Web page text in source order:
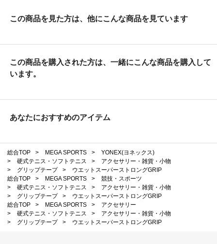
この商品を見た方は、他にこんな商品を見ています
この商品を購入された方は、一緒にこんな商品を購入して
います。
あなたにおすすめのアイテム
総合TOP > MEGA SPORTS >
YONEX(ヨネックス)
>
硬式テニス・ソフトテニス >
アクセサリー・雑貨・小物
>
グリップテープ >
ウエットスーパーストロングGRIP
総合TOP
> MEGA SPORTS >
競技・スポーツ
>
硬式テニス・ソフトテニス >
アクセサリー・雑貨・小物
>
グリップテープ >
ウエットスーパーストロングGRIP
総合TOP
> MEGA SPORTS >
アクセサリー
>
硬式テニス・ソフトテニス >
アクセサリー・雑貨・小物
>
グリップテープ > ウエットスーパーストロングGRIP